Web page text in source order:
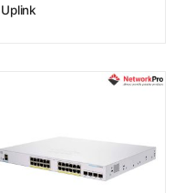
Uplink